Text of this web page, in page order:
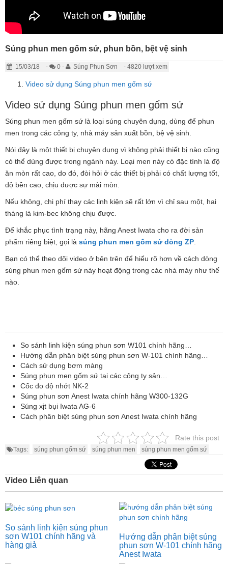
Súng phun men gốm sứ, phun bồn, bệt vệ sinh
15/03/18 - 0 - Súng Phun Sơn - 4820 lượt xem
Video sử dụng Súng phun men gốm sứ
Video sử dụng Súng phun men gốm sứ
Súng phun men gốm sứ là loại súng chuyên dụng, dùng để phun
men trong các công ty, nhà máy sản xuất bồn, bệ vệ sinh.
Nói đây là một thiết bị chuyên dụng vì không phải thiết bị nào cũng
có thể dùng được trong ngành này. Loại men này có đặc tính là độ
ăn mòn rất cao, do đó, đòi hỏi ở các thiết bị phải có chất lượng tốt,
độ bền cao, chịu được sự mài mòn.
Nếu không, chi phí thay các linh kiện sẽ rất lớn vì chỉ sau một, hai
tháng là kim-bec không chịu được.
Để khắc phục tình trạng này, hãng Anest Iwata cho ra đời sản
phẩm riêng biệt, gọi là súng phun men gốm sứ dòng ZP.
Bạn có thể theo dõi video ở bên trên để hiểu rõ hơn về cách dòng
súng phun men gốm sứ này hoạt động trong các nhà máy như thế
nào.
So sánh linh kiện súng phun sơn W101 chính hãng…
Hướng dẫn phân biệt súng phun sơn W-101 chính hãng…
Cách sử dụng bơm màng
Súng phun men gốm sứ tại các công ty sản…
Cốc đo độ nhớt NK-2
Súng phun sơn Anest Iwata chính hãng W300-132G
Súng xịt bụi Iwata AG-6
Cách phân biệt súng phun sơn Anest Iwata chính hãng
Rate this post
Tags: súng phun gốm sứ súng phun men súng phun men gốm sứ
Video Liên quan
So sánh linh kiện súng phun
sơn W101 chính hãng và
hàng giả
Hướng dẫn phân biệt súng
phun sơn W-101 chính hãng
Anest Iwata